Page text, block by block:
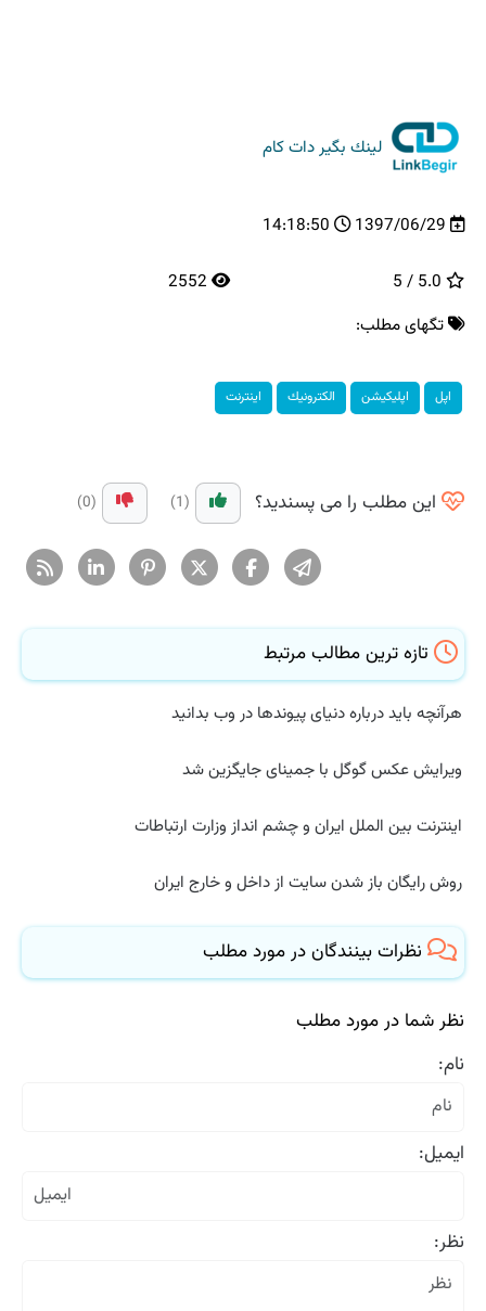
لینك بگیر دات كام
1397/06/29
14:18:50
تگهای مطلب:
اپل اپلیكیشن الكترونیك اینترنت
این مطلب را می پسندید؟ (1)
(0)
تازه ترین مطالب مرتبط
هرآنچه باید درباره دنیای پیوندها در وب بدانید
ویرایش عکس گوگل با جمینای جایگزین شد
اینترنت بین الملل ایران و چشم انداز وزارت ارتباطات
روش رایگان باز شدن سایت از داخل و خارج ایران
نظرات بینندگان در مورد مطلب
نظر شما در مورد مطلب
نام:
ایمیل:
نظر: